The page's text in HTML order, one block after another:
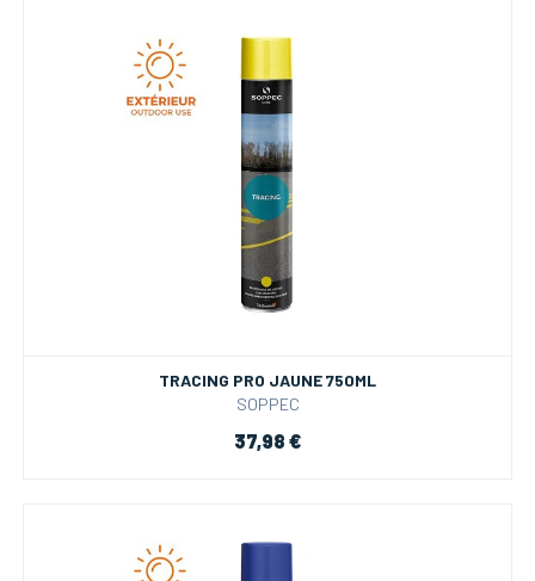
TRACING PRO JAUNE 750ML
SOPPEC
37,98 €